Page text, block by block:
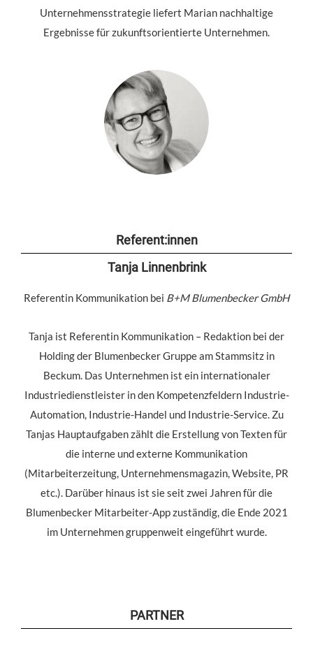
Unternehmensstrategie liefert Marian nachhaltige
Ergebnisse für zukunftsorientierte Unternehmen.
Referent:innen
Tanja Linnenbrink
Referentin Kommunikation bei B+M Blumenbecker GmbH
Tanja ist Referentin Kommunikation – Redaktion bei der
Holding der Blumenbecker Gruppe am Stammsitz in
Beckum. Das Unternehmen ist ein internationaler
Industriedienstleister in den Kompetenzfeldern Industrie-
Automation, Industrie-Handel und Industrie-Service. Zu
Tanjas Hauptaufgaben zählt die Erstellung von Texten für
die interne und externe Kommunikation
(Mitarbeiterzeitung, Unternehmensmagazin, Website, PR
etc.). Darüber hinaus ist sie seit zwei Jahren für die
Blumenbecker Mitarbeiter-App zuständig, die Ende 2021
im Unternehmen gruppenweit eingeführt wurde.
PARTNER